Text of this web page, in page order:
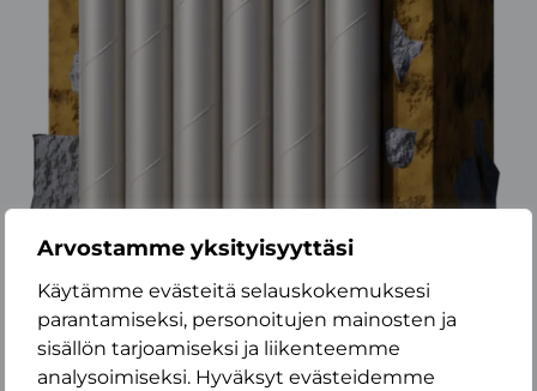
Arvostamme yksityisyyttäsi
Käytämme evästeitä selauskokemuksesi
parantamiseksi, personoitujen mainosten ja
sisällön tarjoamiseksi ja liikenteemme
analysoimiseksi. Hyväksyt evästeidemme